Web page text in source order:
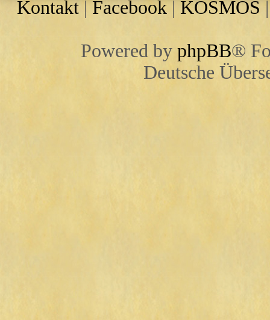
Kontakt |Facebook | KOSMOS
Powered by phpBB®
Deutsche